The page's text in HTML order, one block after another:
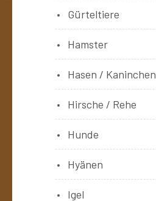
Gürteltiere
Hamster
Hasen / Kaninchen
Hirsche / Rehe
Hunde
Hyänen
Igel